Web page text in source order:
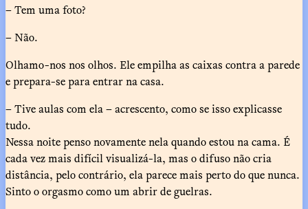
– Tem uma foto?
– Não.
Olhamo-nos nos olhos. Ele empilha as caixas contra a parede
e prepara-se para entrar na casa.
– Tive aulas com ela – acrescento, como se isso explicasse
tudo.
Nessa noite penso novamente nela quando estou na cama. É
cada vez mais difícil visualizá-la, mas o difuso não cria
distância, pelo contrário, ela parece mais perto do que nunca.
Sinto o orgasmo como um abrir de guelras.